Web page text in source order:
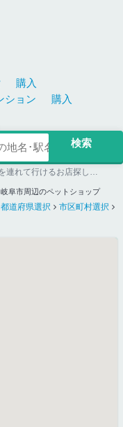
購入
ション
購入
岐阜県岐阜市周辺のペットショップ。ペットを連れて行けるお店探しならペットホームウェブ
岐阜市周辺のペットショップ
都道府県選択 市区町村選択